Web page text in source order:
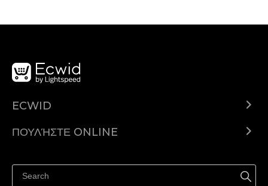
ECWID
Τιμολόγηση
ΠΟΥΛΉΣΤΕ ONLINE
Πουλήστε στο Facebook
Πουλήστε στο Instagram